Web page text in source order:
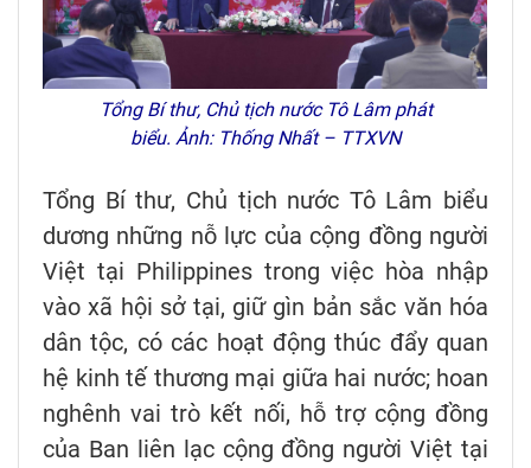
Tổng Bí thư, Chủ tịch nước Tô Lâm phát
biểu. Ảnh: Thống Nhất – TTXVN
Tổng Bí thư, Chủ tịch nước Tô Lâm biểu
dương những nỗ lực của cộng đồng người
Việt tại Philippines trong việc hòa nhập
vào xã hội sở tại, giữ gìn bản sắc văn hóa
dân tộc, có các hoạt động thúc đẩy quan
hệ kinh tế thương mại giữa hai nước; hoan
nghênh vai trò kết nối, hỗ trợ cộng đồng
của Ban liên lạc cộng đồng người Việt tại